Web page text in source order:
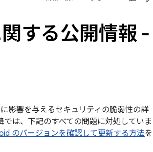
する公開情報 -
影響を与えるセキュリティの脆弱性の詳
は、下記のすべての問題に対処していま
のバージョンを確認して更新する方法を